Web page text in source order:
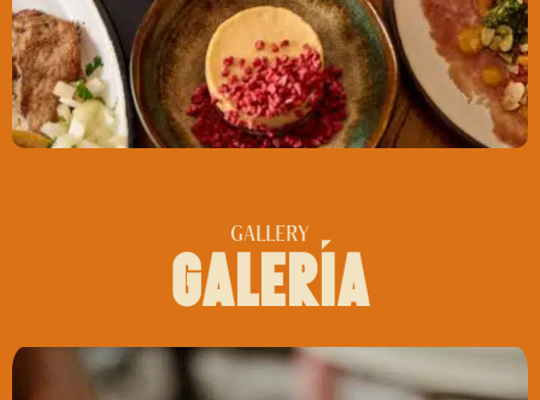
GALLERY
galerĺa